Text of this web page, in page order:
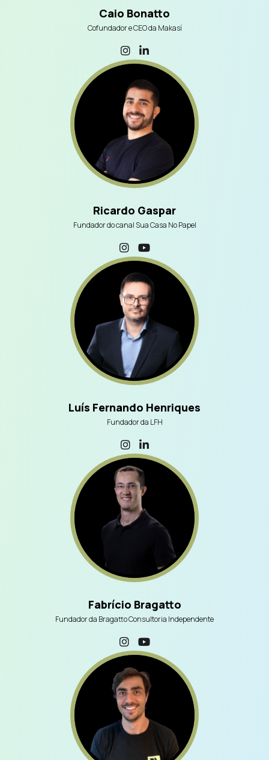
Caio Bonatto
Cofundador e CEO da Makasí
Ricardo Gaspar
Fundador do canal Sua Casa No Papel
Luís Fernando Henriques
Fundador da LFH
Fabrício Bragatto
Fundador da Bragatto Consultoria Independente